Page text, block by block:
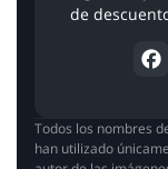
de
Todos los nombres
han utilizado